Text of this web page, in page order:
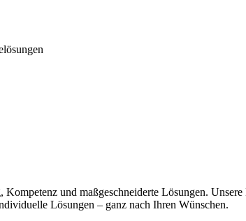
und maßgeschneiderte Lösungen.
Lösungen – ganz nach Ihren Wünschen.